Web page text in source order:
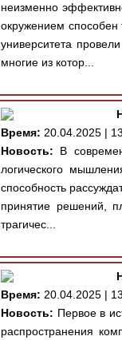
неизменно
окружением
университета
многие из котор...
Время: 20.04.2025 |
Новость: В
логического
способность
принятие решений,
трагичес...
Время: 20.04.2025 |
Новость: Первое в
распространения